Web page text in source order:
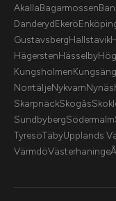
AkallaBagarmossen
DanderydEkerö
GustavsbergHallstavik
HägerstenHässelby
Kungsholmen
NorrtäljeNykvarn
SkarpnäckSkogås
SundbybergSödermalm
TyresöTäbyUpplands
VärmdöVästerhaninge